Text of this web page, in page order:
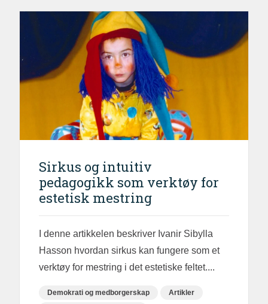
Sirkus og intuitiv
pedagogikk som verktøy for
estetisk mestring
I denne artikkelen beskriver Ivanir Sibylla
Hasson hvordan sirkus kan fungere som et
verktøy for mestring i det estetiske feltet....
Demokrati og medborgerskap
Artikler